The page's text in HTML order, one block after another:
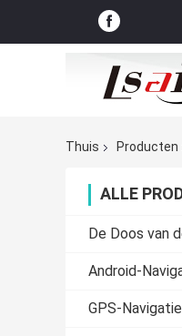
Thuis
Producten
ALLE
De Doos van
Android-
GPS-